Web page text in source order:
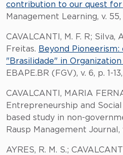
contribution to our quest for
Management Learning, v. 55,
CAVALCANTI, M. F. R; Silva,
Freitas. Beyond Pioneerism:
"Brasilidade" in Organization
EBAPE.BR (FGV), v. 6, p. 1-
CAVALCANTI, MARIA
Entrepreneurship and
based study in non-
Rausp Management Journal,
AYRES, R. M. S.;